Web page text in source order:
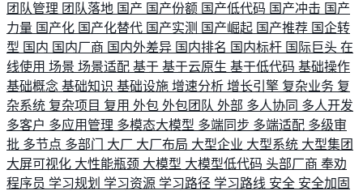
团队管理 团队落地 国产 国产份额 国产低代码 国产冲击 国产
力量 国产化 国产化替代 国产实测 国产崛起 国产推荐 国企转
型 国内 国内厂商 国内外差异 国内排名 国内标杆 国际巨头 在
线使用 场景 场景适配 基于 基于云原生 基于低代码 基础操作
基础概念 基础知识 基础设施 增速分析 增长引擎 复杂业务 复
杂系统 复杂项目 复用 外包 外包团队 外部 多人协同 多人开发
多客户 多应用管理 多模态大模型 多端同步 多端适配 多级审
批 多节点 多部门 大厂 大厂布局 大型企业 大型系统 大型集团
大屏可视化 大性能瓶颈 大模型 大模型低代码 头部厂商 奉劝
程序员 学习规划 学习资源 学习路径 学习路线 安全 安全加固